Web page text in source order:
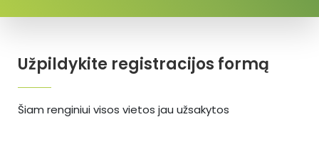
Užpildykite registracijos formą
Šiam renginiui visos vietos jau užsakytos